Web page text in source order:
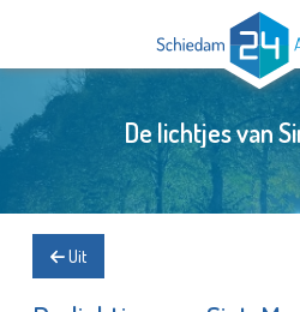
De lichtjes van
Uit